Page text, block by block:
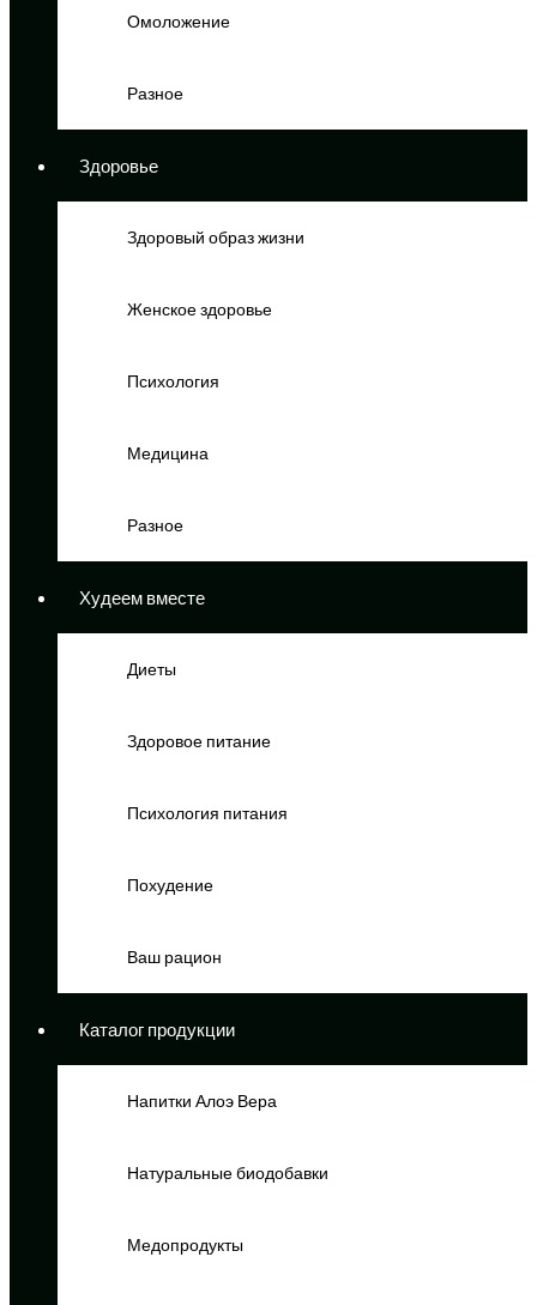
Омоложение
Разное
Здоровье
Здоровый образ жизни
Женское здоровье
Психология
Медицина
Разное
Худеем вместе
Диеты
Здоровое питание
Психология питания
Похудение
Ваш рацион
Каталог продукции
Напитки Алоэ Вера
Натуральные биодобавки
Медопродукты